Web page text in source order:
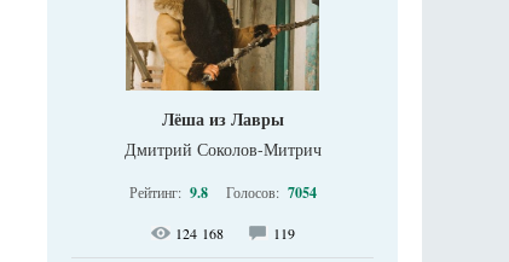
Лёша из Лавры
Дмитрий Соколов-Митрич
Рейтинг: 9.8 Голосов: 7054
124 168 119